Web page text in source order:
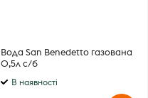
Вода San Benedetto газована
0,5л с/б
В наявності